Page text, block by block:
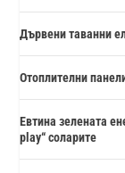
Дървени таванни
Отоплителни
Евтина зелената
play“ соларите